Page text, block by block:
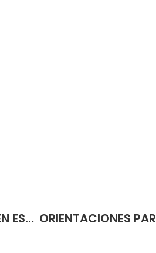
RECOMENDACIONES Y REFLEXIONES EN ESTA CUARENTENA